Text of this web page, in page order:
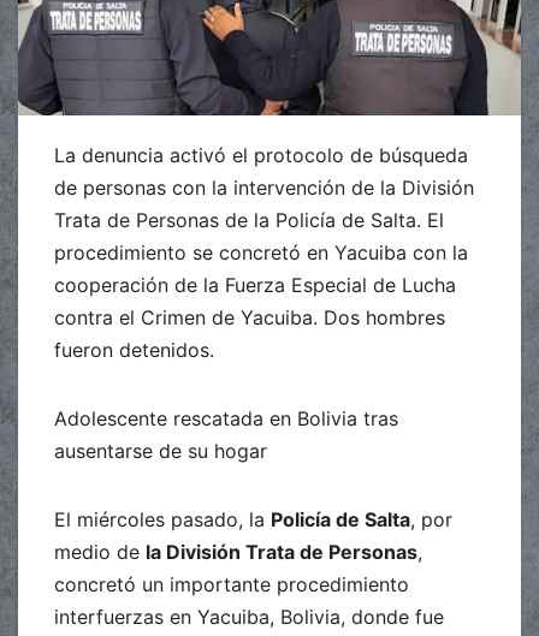
La denuncia activó el protocolo de búsqueda
de personas con la intervención de la División
Trata de Personas de la Policía de Salta. El
procedimiento se concretó en Yacuiba con la
cooperación de la Fuerza Especial de Lucha
contra el Crimen de Yacuiba. Dos hombres
fueron detenidos.
Adolescente rescatada en Bolivia tras
ausentarse de su hogar
El miércoles pasado, la Policía de Salta, por
medio de la División Trata de Personas,
concretó un importante procedimiento
interfuerzas en Yacuiba, Bolivia, donde fue